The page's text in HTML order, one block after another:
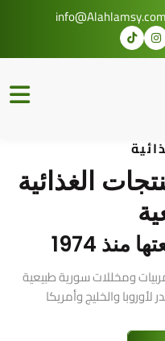
info@Alahlamsy.com
الغذائية
1974
ومخللات سورية طبيعية